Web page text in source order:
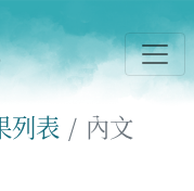
列表 內文